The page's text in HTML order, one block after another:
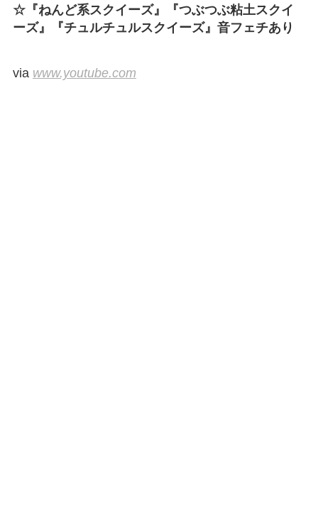
☆『ねんど系スクイーズ』『つぶつぶ粘土スクイ
ーズ』『チュルチュルスクイーズ』音フェチあり
via www.youtube.com